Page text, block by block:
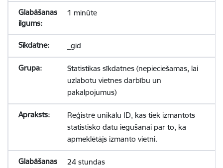
1 minūte
_gid
Statistikas sīkdatnes (nepieciešamas, lai
uzlabotu vietnes darbību un
pakalpojumus)
Reģistrē unikālu ID, kas tiek izmantots
statistisko datu iegūšanai par to, kā
apmeklētājs izmanto vietni.
24 stundas